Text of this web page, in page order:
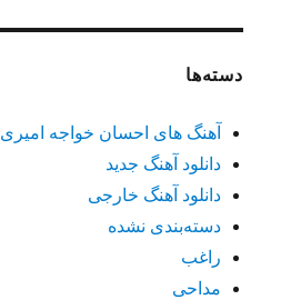
دسته‌ها
آهنگ های احسان خواجه امیری
دانلود آهنگ جدید
دانلود آهنگ خارجی
دسته‌بندی نشده
راغب
مداحی